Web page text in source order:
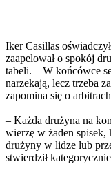
Iker Casillas
zaapelował o spokój
tabeli. – W końcówce
narzekają, lecz trzeba
zapomina się o
– Każda drużyna na
wierzę w żaden spisek,
drużyny w lidze lub
stwierdził